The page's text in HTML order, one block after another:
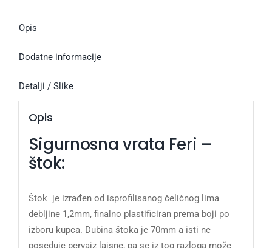
Opis
Dodatne informacije
Detalji / Slike
Opis
Sigurnosna vrata Feri –
štok:
Štok je izrađen od isprofilisanog čeličnog lima
debljine 1,2mm, finalno plastificiran prema boji po
izboru kupca. Dubina štoka je 70mm a isti ne
poseduje pervajz lajsne, pa se iz tog razloga može